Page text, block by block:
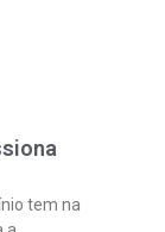
tem na